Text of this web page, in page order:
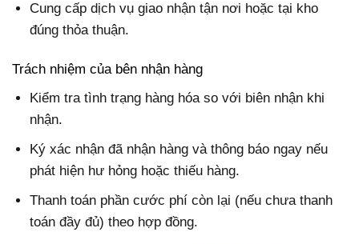
Cung cấp dịch vụ giao nhận tận nơi hoặc tại kho
đúng thỏa thuận.
Trách nhiệm của bên nhận hàng
Kiểm tra tình trạng hàng hóa so với biên nhận khi
nhận.
Ký xác nhận đã nhận hàng và thông báo ngay nếu
phát hiện hư hỏng hoặc thiếu hàng.
Thanh toán phần cước phí còn lại (nếu chưa thanh
toán đầy đủ) theo hợp đồng.